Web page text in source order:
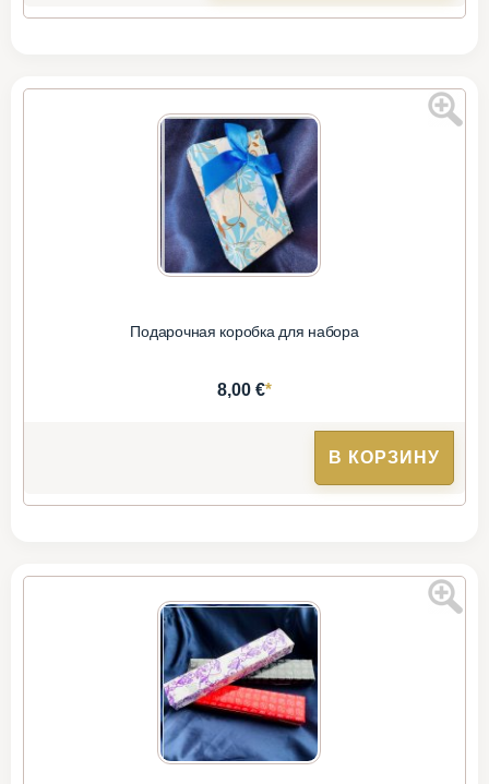
Подарочная коробка для набора
8,00 €*
В КОРЗИНУ